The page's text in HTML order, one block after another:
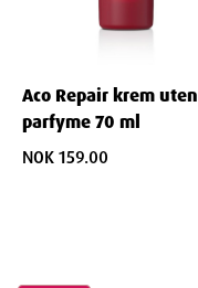
Aco Repair krem uten
parfyme 70 ml
NOK 159.00